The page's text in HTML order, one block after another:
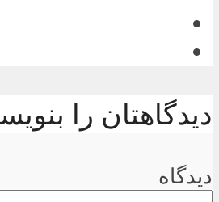
دیدگاهتان را
دیدگاه